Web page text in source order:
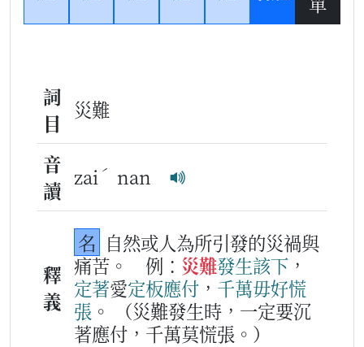
詞
目
災難
音
讀
zai ˊ nan
釋
義
名 自然或人為所引發的災禍與
痛苦。
例： 災難發生該下 ，
定著愛定板應付 ， 千萬毋好慌
張 。
（災難發生時，一定要沉
著應付，千萬莫慌張。）